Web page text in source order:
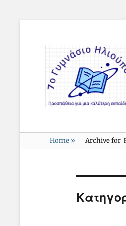
Γυμνάσιο
Home » Archive for